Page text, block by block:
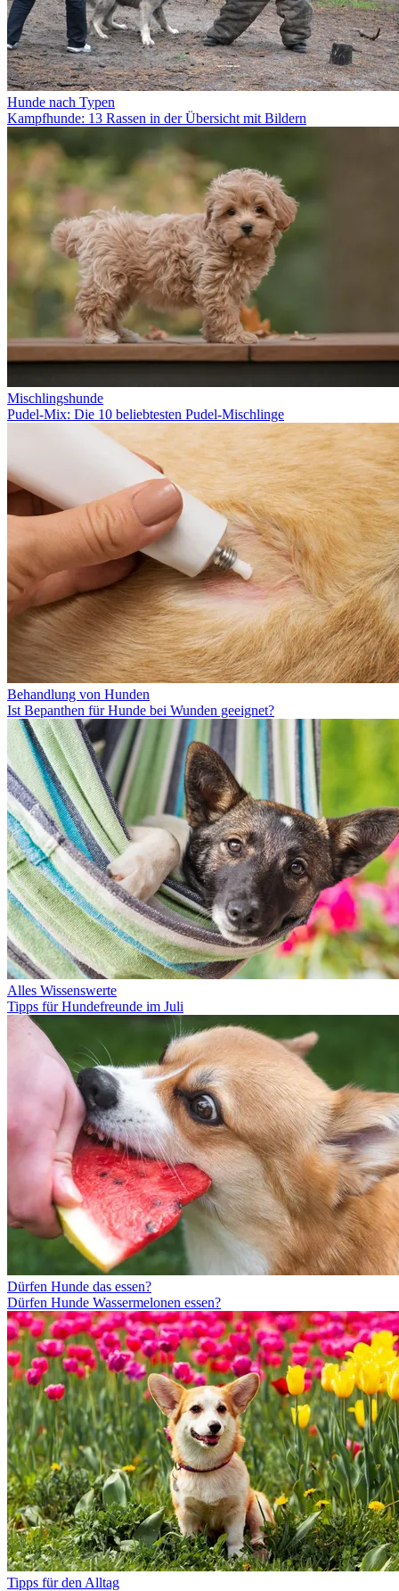
Hunde nach Typen
Kampfhunde: 13 Rassen in der Übersicht mit Bildern
Mischlingshunde
Pudel-Mix: Die 10 beliebtesten Pudel-Mischlinge
Behandlung von Hunden
Ist Bepanthen für Hunde bei Wunden geeignet?
Alles Wissenswerte
Tipps für Hundefreunde im Juli
Dürfen Hunde das essen?
Dürfen Hunde Wassermelonen essen?
Tipps für den Alltag